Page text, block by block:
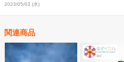
2023/05/03 (水)
関連商品